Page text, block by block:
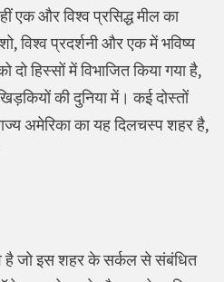
एक और विश्व प्रसिद्ध मील का
विश्व प्रदर्शनी और एक में भविष्य
हिस्सों में विभाजित किया गया है,
की दुनिया में। कई दोस्तों
अमेरिका का यह दिलचस्प शहर है,
है जो इस शहर के सर्कल से संबंधित